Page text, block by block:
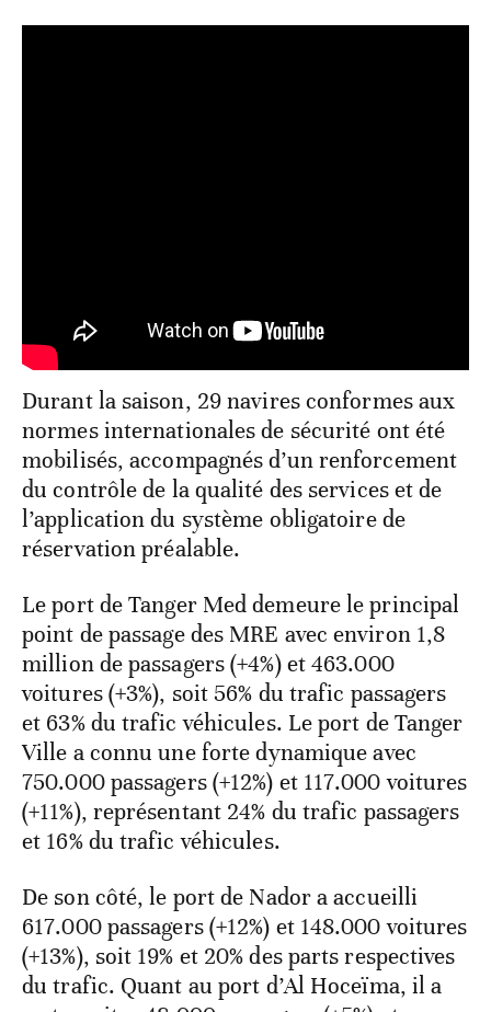
Durant la saison, 29 navires conformes aux
normes internationales de sécurité ont été
mobilisés, accompagnés d’un renforcement
du contrôle de la qualité des services et de
l’application du système obligatoire de
réservation préalable.
Le port de Tanger Med demeure le principal
point de passage des MRE avec environ 1,8
million de passagers (+4%) et 463.000
voitures (+3%), soit 56% du trafic passagers
et 63% du trafic véhicules. Le port de Tanger
Ville a connu une forte dynamique avec
750.000 passagers (+12%) et 117.000 voitures
(+11%), représentant 24% du trafic passagers
et 16% du trafic véhicules.
De son côté, le port de Nador a accueilli
617.000 passagers (+12%) et 148.000 voitures
(+13%), soit 19% et 20% des parts respectives
du trafic. Quant au port d’Al Hoceïma, il a